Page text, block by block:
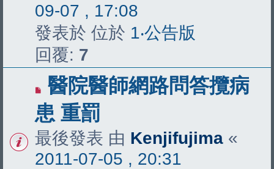
09-07 , 17:08
發表於 位於 1‧公告版
回覆: 7
醫院醫師網路問答攬病
患 重罰
最後發表 由 Kenjifujima «
2011-07-05 , 20:31